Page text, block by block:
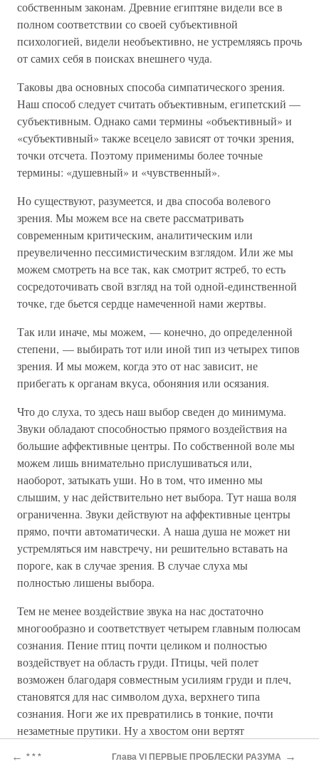
собственным законам. Древние египтяне видели все в
полном соответствии со своей субъективной
психологией, видели необъективно, не устремляясь прочь
от самих себя в поисках внешнего чуда.
Таковы два основных способа симпатического зрения.
Наш способ следует считать объективным, египетский —
субъективным. Однако сами термины «объективный» и
«субъективный» также всецело зависят от точки зрения,
точки отсчета. Поэтому применимы более точные
термины: «душевный» и «чувственный».
Но существуют, разумеется, и два способа волевого
зрения. Мы можем все на свете рассматривать
современным критическим, аналитическим или
преувеличенно пессимистическим взглядом. Или же мы
можем смотреть на все так, как смотрит ястреб, то есть
сосредоточивать свой взгляд на той одной-единственной
точке, где бьется сердце намеченной нами жертвы.
Так или иначе, мы можем, — конечно, до определенной
степени, — выбирать тот или иной тип из четырех типов
зрения. И мы можем, когда это от нас зависит, не
прибегать к органам вкуса, обоняния или осязания.
Что до слуха, то здесь наш выбор сведен до минимума.
Звуки обладают способностью прямого воздействия на
большие аффективные центры. По собственной воле мы
можем лишь внимательно прислушиваться или,
наоборот, затыкать уши. Но в том, что именно мы
слышим, у нас действительно нет выбора. Тут наша воля
ограниченна. Звуки действуют на аффективные центры
прямо, почти автоматически. А наша душа не может ни
устремляться им навстречу, ни решительно вставать на
пороге, как в случае зрения. В случае слуха мы
полностью лишены выбора.
Тем не менее воздействие звука на нас достаточно
многообразно и соответствует четырем главным полюсам
сознания. Пение птиц почти целиком и полностью
воздействует на область груди. Птицы, чей полет
возможен благодаря совместным усилиям груди и плеч,
становятся для нас символом духа, верхнего типа
сознания. Ноги же их превратились в тонкие, почти
незаметные прутики. Ну а хвостом они вертят
← * * * Глава VI ПЕРВЫЕ ПРОБЛЕСКИ РАЗУМА →